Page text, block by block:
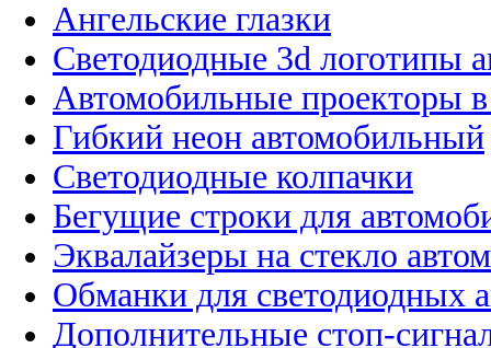
Ангельские глазки
Светодиодные 3d логотипы
Автомобильные проекторы
Гибкий неон автомобильный
Светодиодные колпачки
Бегущие строки для
Эквалайзеры на стекло
Обманки для светодиодных
Дополнительные стоп-